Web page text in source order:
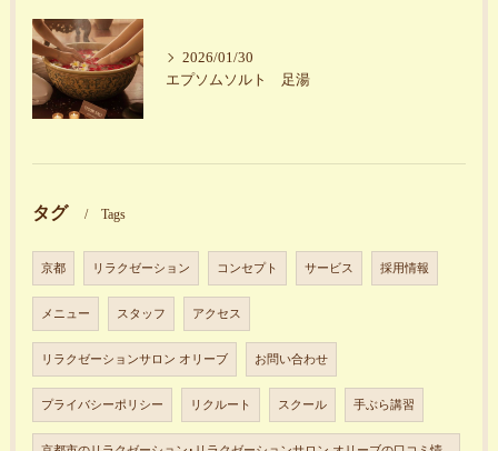
2026/01/30
エプソムソルト 足湯
タグ Tags
京都 リラクゼーション コンセプト サービス 採用情報
メニュー スタッフ アクセス
リラクゼーションサロン オリーブ お問い合わせ
プライバシーポリシー リクルート スクール 手ぶら講習